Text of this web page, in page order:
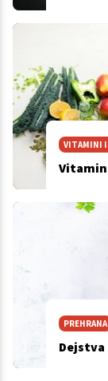
VITAMINI
PREHRANA